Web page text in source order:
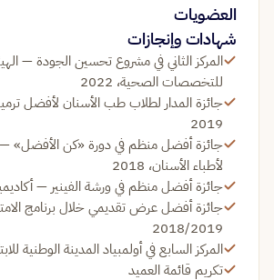
العضويات
شهادات وإنجازات
المركز الثاني في مشروع تحسين الجودة —
للتخصصات الصحية، 2022
جائزة المدار لطلاب طب الأسنان لأفضل
2019
جائزة أفضل منظم في دورة «كن الأفضل» —
لأطباء الأسنان، 2018
جائزة أفضل منظم في ورشة الفينير — أكاديمية
جائزة أفضل عرض تقديمي خلال برنامج
2018/2019
المركز السابع في أولمبياد المدينة الوطنية
تكريم قائمة العميد